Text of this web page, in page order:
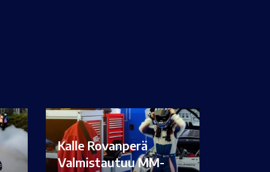
Kalle Rovanperä
Valmistautuu MM-